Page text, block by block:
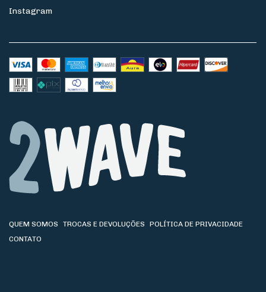
Instagram
QUEM SOMOS TROCAS E DEVOLUÇÕES
POLÍTICA DE PRIVACIDADE
CONTATO